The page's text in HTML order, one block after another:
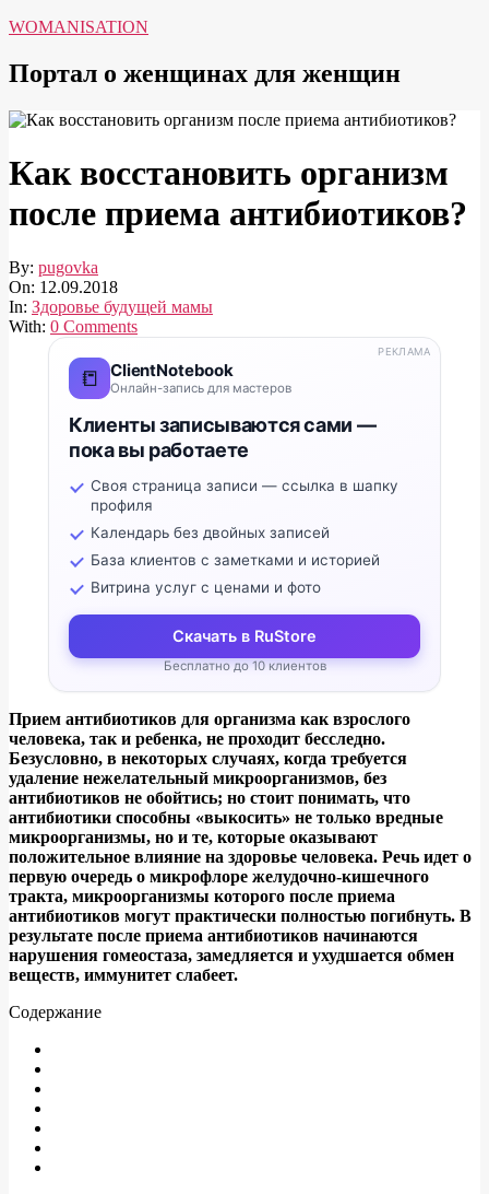
WOMANISATION
Портал о женщинах для женщин
Как восстановить организм
после приема антибиотиков?
By: pugovka
On: 12.09.2018
In: Здоровье будущей мамы
With: 0 Comments
📒 ClientNotebook
Онлайн-запись для мастеров
Клиенты записываются сами —
пока вы работаете
Своя страница записи — ссылка в шапку
профиля
Календарь без двойных записей
База клиентов с заметками и историей
Витрина услуг с ценами и фото
Скачать в RuStore
Бесплатно до 10 клиентов
РЕКЛАМА
Прием антибиотиков для организма как взрослого
человека, так и ребенка, не проходит бесследно.
Безусловно, в некоторых случаях, когда требуется
удаление нежелательный микроорганизмов, без
антибиотиков не обойтись; но стоит понимать, что
антибиотики способны «выкосить» не только вредные
микроорганизмы, но и те, которые оказывают
положительное влияние на здоровье человека. Речь идет о
первую очередь о микрофлоре желудочно-кишечного
тракта, микроорганизмы которого после приема
антибиотиков могут практически полностью погибнуть. В
результате после приема антибиотиков начинаются
нарушения гомеостаза, замедляется и ухудшается обмен
веществ, иммунитет слабеет.
Содержание